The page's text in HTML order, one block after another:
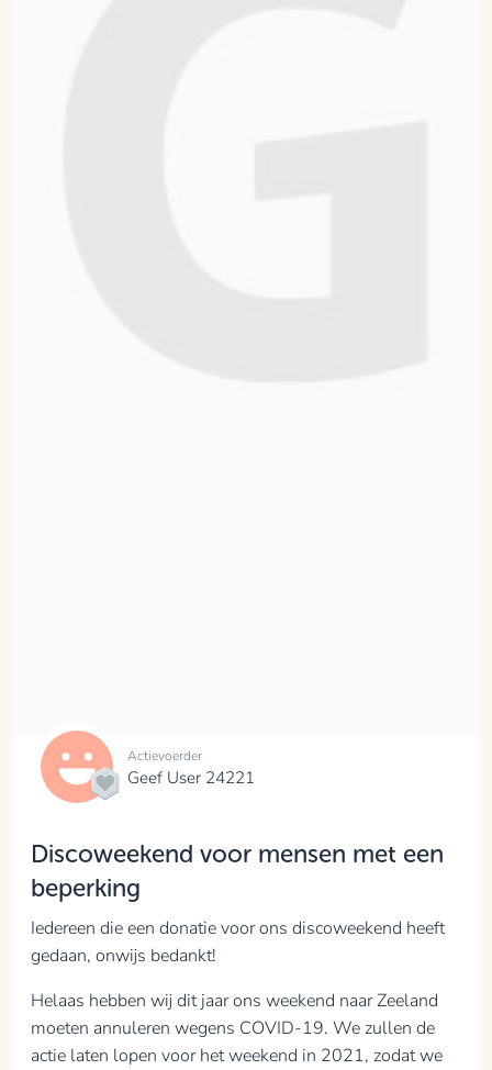
Actievoerder
Geef User 24221
Discoweekend voor mensen met een
beperking
Iedereen die een donatie voor ons discoweekend heeft
gedaan, onwijs bedankt!
Helaas hebben wij dit jaar ons weekend naar Zeeland
moeten annuleren wegens COVID-19. We zullen de
actie laten lopen voor het weekend in 2021, zodat we